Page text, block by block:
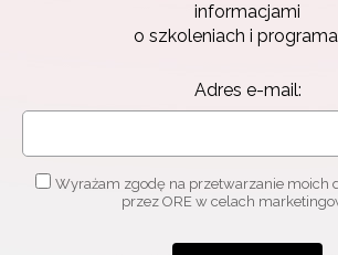
informacjami
o szkoleniach i
Adres e-mail:
Wyrażam zgodę na przetwarzanie moich
przez ORE w celach